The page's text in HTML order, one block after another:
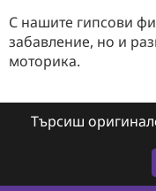
С нашите гипсови
забавление, но и
моторика.
Търсиш